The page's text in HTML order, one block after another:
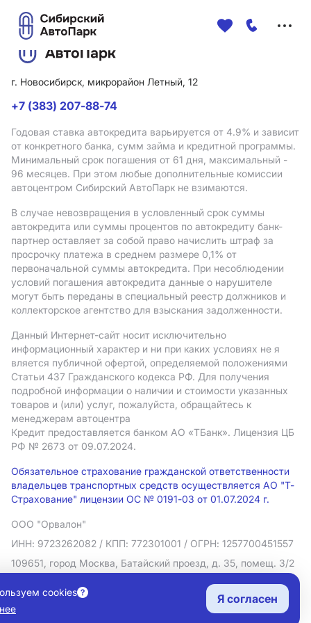
г. Новосибирск, микрорайон Летный, 12
+7 (383) 207-88-74
Годовая ставка автокредита варьируется от 4.9% и зависит
от конкретного банка, сумм займа и кредитной программы.
Минимальный срок погашения от 61 дня, максимальный -
96 месяцев. При этом любые дополнительные комиссии
автоцентром Сибирский АвтоПарк не взимаются.
В случае невозвращения в условленный срок суммы
автокредита или суммы процентов по автокредиту банк-
партнер оставляет за собой право начислить штраф за
просрочку платежа в среднем размере 0,1% от
первоначальной суммы автокредита. При несоблюдении
условий погашения автокредита данные о нарушителе
могут быть переданы в специальный реестр должников и
коллекторское агентство для взыскания задолженности.
Данный Интернет-сайт носит исключительно
информационный характер и ни при каких условиях не я
вляется публичной офертой, определяемой положениями
Статьи 437 Гражданского кодекса РФ. Для получения
подробной информации о наличии и стоимости указанных
товаров и (или) услуг, пожалуйста, обращайтесь к
менеджерам автоцентра
Кредит предоставляется банком АO «ТБанк». Лицензия ЦБ
РФ № 2673 от 09.07.2024.
Обязательное страхование гражданской ответственности
владельцев транспортных средств осуществляется АО "Т-
Страхование" лицензии ОС № 0191-03 от 01.07.2024 г.
ООО "Орвалон"
ИНН: 9723262082 / КПП: 772301001 / ОГРН: 1257700451557
109651, город Москва, Батайский проезд, д. 35, помещ. 3/2
Политика в отношении обработки персональных данных
Согласие на рекламную рассылку
Правовая информация
cookies
Я согласен